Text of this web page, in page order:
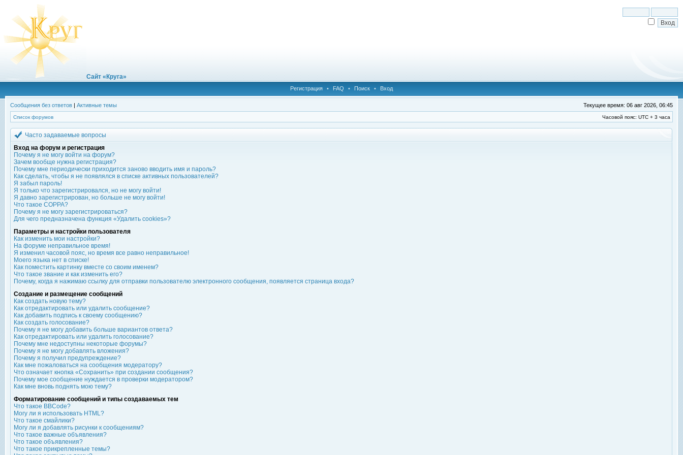
Сайт «Круга»
Регистрация • FAQ • Поиск • Вход
Сообщения без ответов | Активные темы Текущее время: 06 авг 2026, 06:45
Список форумов Часовой пояс: UTC + 3 часа
Часто задаваемые вопросы
Вход на форум и регистрация
Почему я не могу войти на форум?
Зачем вообще нужна регистрация?
Почему мне периодически приходится заново вводить имя и пароль?
Как сделать, чтобы я не появлялся в списке активных пользователей?
Я забыл пароль!
Я только что зарегистрировался, но не могу войти!
Я давно зарегистрирован, но больше не могу войти!
Что такое COPPA?
Почему я не могу зарегистрироваться?
Для чего предназначена функция «Удалить cookies»?
Параметры и настройки пользователя
Как изменить мои настройки?
На форуме неправильное время!
Я изменил часовой пояс, но время все равно неправильное!
Моего языка нет в списке!
Как поместить картинку вместе со своим именем?
Что такое звание и как изменить его?
Почему, когда я нажимаю ссылку для отправки пользователю электронного сообщения, появляется страница входа?
Создание и размещение сообщений
Как создать новую тему?
Как отредактировать или удалить сообщение?
Как добавить подпись к своему сообщению?
Как создать голосование?
Почему я не могу добавить больше вариантов ответа?
Как отредактировать или удалить голосование?
Почему мне недоступны некоторые форумы?
Почему я не могу добавлять вложения?
Почему я получил предупреждение?
Как мне пожаловаться на сообщения модератору?
Что означает кнопка «Сохранить» при создании сообщения?
Почему мое сообщение нуждается в проверки модератором?
Как мне вновь поднять мою тему?
Форматирование сообщений и типы создаваемых тем
Что такое BBCode?
Могу ли я использовать HTML?
Что такое смайлики?
Могу ли я добавлять рисунки к сообщениям?
Что такое важные объявления?
Что такое объявления?
Что такое прикрепленные темы?